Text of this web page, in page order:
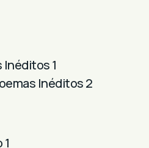
Inéditos 1
Inéditos 2